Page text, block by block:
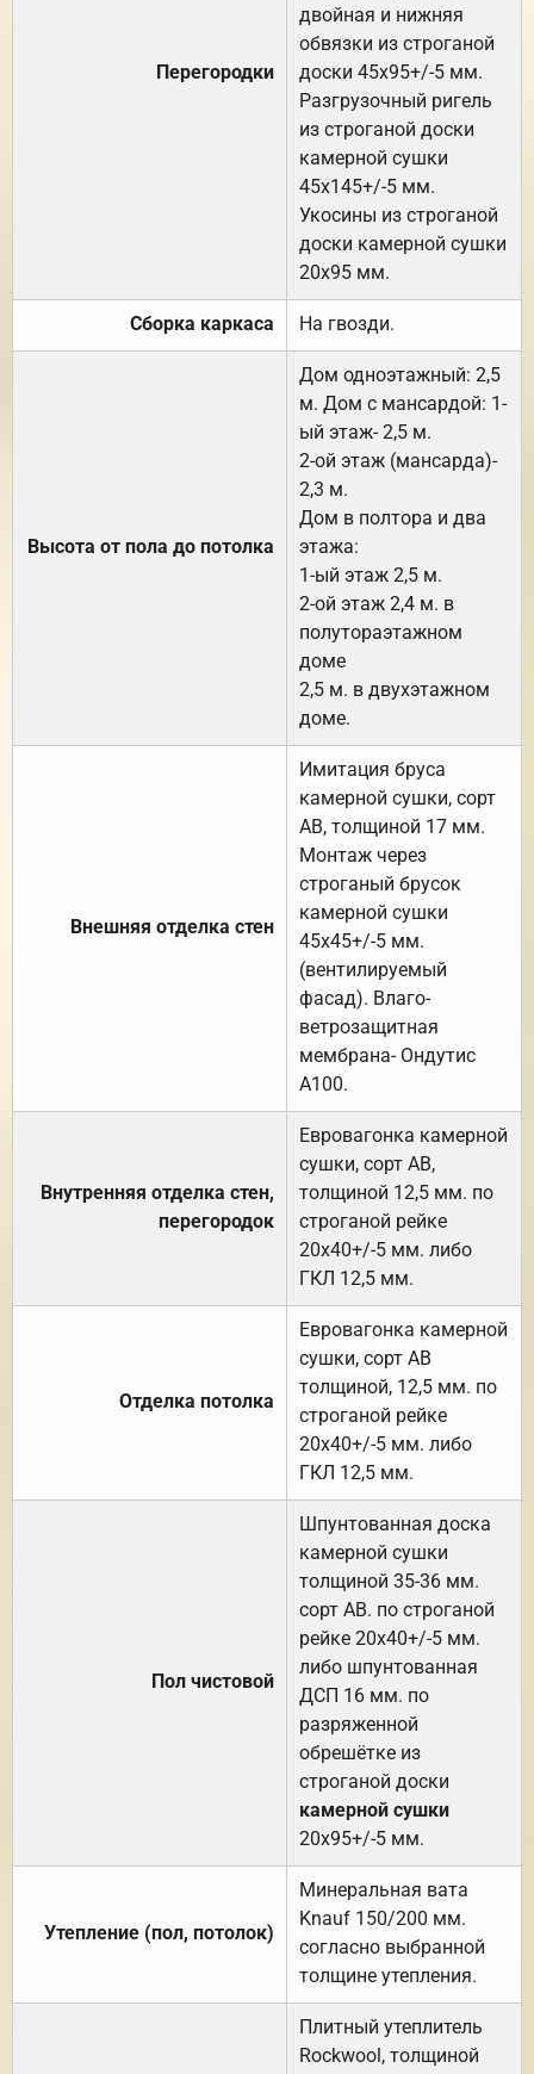
Перегородки
двойная и нижняя
обвязки из строганой
доски 45х95+/-5 мм.
Разгрузочный ригель
из строганой доски
камерной сушки
45х145+/-5 мм.
Укосины из строганой
доски камерной сушки
20х95 мм.
Сборка каркаса На гвозди.
Высота от пола до потолка
Дом одноэтажный: 2,5
м. Дом с мансардой: 1-
ый этаж- 2,5 м.
2-ой этаж (мансарда)-
2,3 м.
Дом в полтора и два
этажа:
1-ый этаж 2,5 м.
2-ой этаж 2,4 м. в
полутораэтажном
доме
2,5 м. в двухэтажном
доме.
Внешняя отделка стен
Имитация бруса
камерной сушки, сорт
АВ, толщиной 17 мм.
Монтаж через
строганый брусок
камерной сушки
45х45+/-5 мм.
(вентилируемый
фасад). Влаго-
ветрозащитная
мембрана- Ондутис
А100.
Внутренняя отделка стен,
перегородок
Евровагонка камерной
сушки, сорт АВ,
толщиной 12,5 мм. по
строганой рейке
20х40+/-5 мм. либо
ГКЛ 12,5 мм.
Отделка потолка
Евровагонка камерной
сушки, сорт АВ
толщиной, 12,5 мм. по
строганой рейке
20х40+/-5 мм. либо
ГКЛ 12,5 мм.
Пол чистовой
Шпунтованная доска
камерной сушки
толщиной 35-36 мм.
сорт АВ. по строганой
рейке 20х40+/-5 мм.
либо шпунтованная
ДСП 16 мм. по
разряженной
обрешётке из
строганой доски
камерной сушки
20х95+/-5 мм.
Утепление (пол, потолок)
Минеральная вата
Knauf 150/200 мм.
согласно выбранной
толщине утепления.
Плитный утеплитель
Rockwool, толщиной